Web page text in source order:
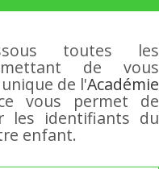
toutes les
de vous
de l'Académie
vous permet de
les identifiants du
enfant.